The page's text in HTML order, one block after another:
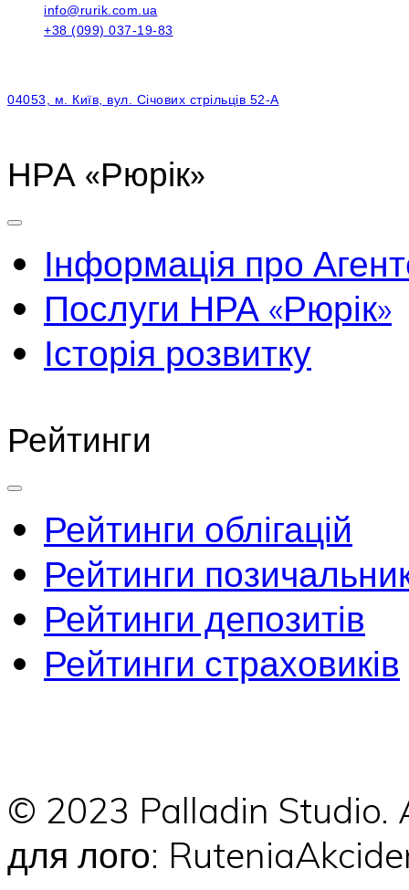
info@rurik.com.ua
+38 (099) 037-19-83
04053, м. Київ, вул. Січових стрільців 52-А
НРА «Рюрік»
Інформація про
Послуги НРА «Рюрік»
Історія розвитку
Рейтинги
Рейтинги облігацій
Рейтинги
Рейтинги депозитів
Рейтинги страховиків
© 2023 Palladin
для лого: